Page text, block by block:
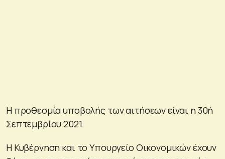
Η προθεσμία υποβολής των αιτήσεων είναι η 30ή
Σεπτεμβρίου 2021.
Η Κυβέρνηση και το Υπουργείο Οικονομικών έχουν